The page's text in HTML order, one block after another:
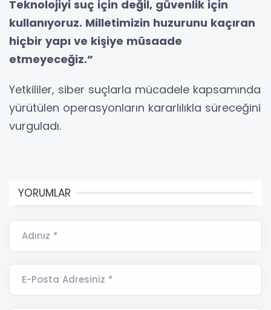
Teknolojiyi suç için değil, güvenlik için
kullanıyoruz. Milletimizin huzurunu kaçıran
hiçbir yapı ve kişiye müsaade
etmeyeceğiz.”
Yetkililer, siber suçlarla mücadele kapsamında
yürütülen operasyonların kararlılıkla süreceğini
vurguladı.
YORUMLAR
Adınız *
E-Posta Adresiniz *